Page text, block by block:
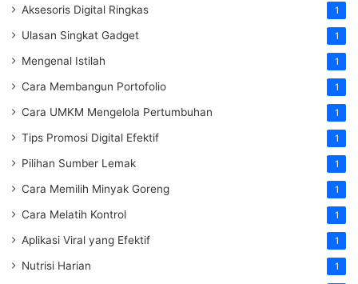
Aksesoris Digital Ringkas 1
Ulasan Singkat Gadget 1
Mengenal Istilah 1
Cara Membangun Portofolio 1
Cara UMKM Mengelola Pertumbuhan 1
Tips Promosi Digital Efektif 1
Pilihan Sumber Lemak 1
Cara Memilih Minyak Goreng 1
Cara Melatih Kontrol 1
Aplikasi Viral yang Efektif 1
Nutrisi Harian 1